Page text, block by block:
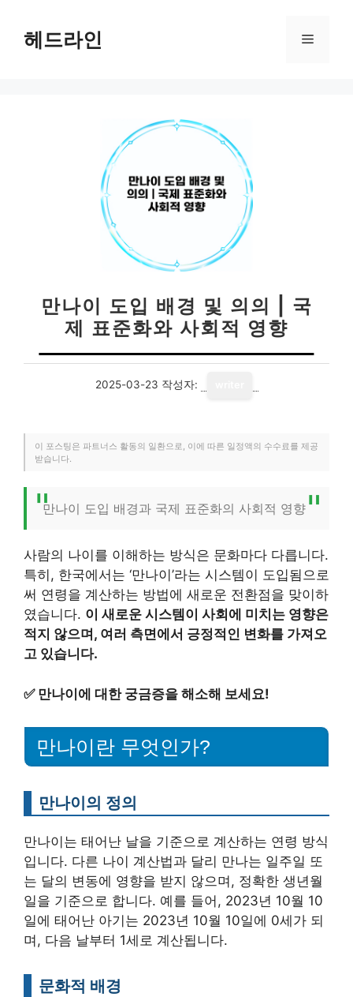
헤드라인 메
만나이 도입 배경 및 의의 | 국
제 표준화와 사회적 영향
2025-03-23 작성자:
이 포스팅은 파트너스 활동의 일환으로, 이에 따른 일정액의 수수료를 제공
받습니다.
만나이 도입 배경과 국제 표준화의 사회적 영향
사람의 나이를 이해하는 방식은 문화마다 다릅니다.
특히, 한국에서는 ‘만나이’라는 시스템이 도입됨으로
써 연령을 계산하는 방법에 새로운 전환점을 맞이하
였습니다. 이 새로운 시스템이 사회에 미치는 영향은
적지 않으며, 여러 측면에서 긍정적인 변화를 가져오
고 있습니다.
✅ 만나이에 대한 궁금증을 해소해 보세요!
만나이란 무엇인가?
만나이의 정의
만나이는 태어난 날을 기준으로 계산하는 연령 방식
입니다. 다른 나이 계산법과 달리 만나는 일주일 또
는 달의 변동에 영향을 받지 않으며, 정확한 생년월
일을 기준으로 합니다. 예를 들어, 2023년 10월 10
일에 태어난 아기는 2023년 10월 10일에 0세가 되
며, 다음 날부터 1세로 계산됩니다.
문화적 배경